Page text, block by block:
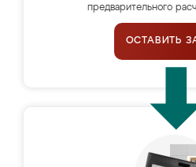
предварительного
ОСТАВИТЬ